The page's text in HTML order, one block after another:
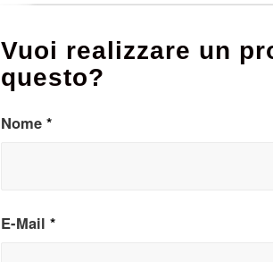
Vuoi realizzare un
questo?
Nome*
E-Mail*